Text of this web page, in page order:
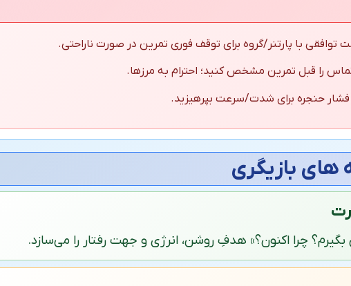
توافقی با پارتنر/گروه برای توقف فوری تمرین در صورت ناراحتی.
را قبل تمرین مشخص کنید؛ احترام به مرزها.
فشار حنجره برای شدت/سرعت بپرهیزید.
بازیگری
چرا اکنون؟» هدفِ روشن، انرژی و جهت رفتار را می‌سازد.